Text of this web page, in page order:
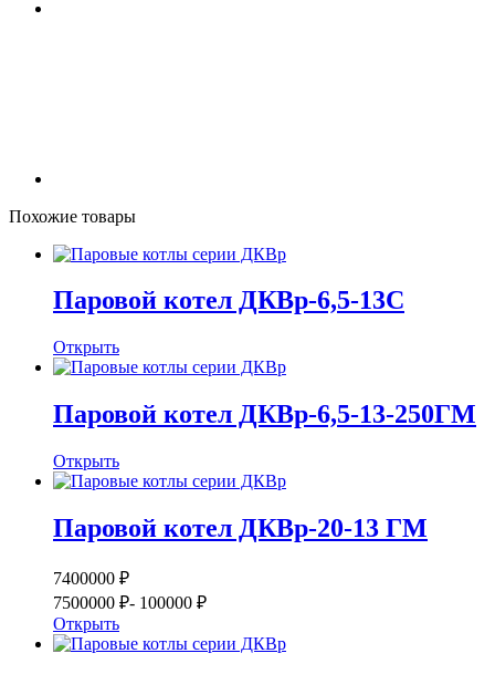
Похожие товары
Паровой котел ДКВр-6,5-13С
Открыть
Паровой котел ДКВр-6,5-13-250ГМ
Открыть
Паровой котел ДКВр-20-13 ГМ
7400000 ₽
7500000 ₽- 100000 ₽
Открыть